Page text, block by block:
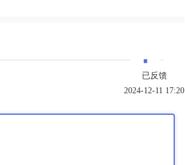
·
已反馈
2024-12-11 17:20